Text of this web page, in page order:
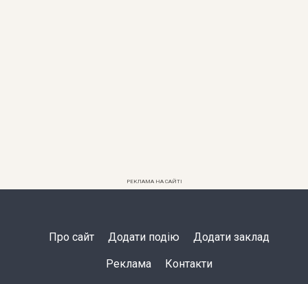
РЕКЛАМА НА САЙТІ
Про сайт Додати подію Додати заклад
Реклама Контакти